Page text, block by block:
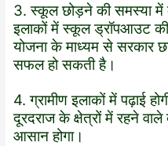
3. स्कूल छोड़ने की समस्या में
इलाकों में स्कूल ड्रॉपआउट
योजना के माध्यम से सरकार
सफल हो सकती है।
4. ग्रामीण इलाकों में पढ़ाई
दूरदराज के क्षेत्रों में रहने
आसान होगा।